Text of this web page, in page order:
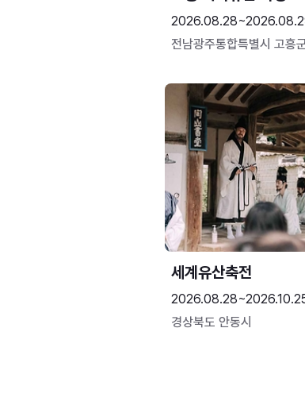
전남광주통합특별시 고흥
세계유산축전
경상북도 안동시